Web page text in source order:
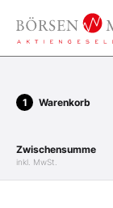
Warenkorb
Zwischensumme
inkl. MwSt.